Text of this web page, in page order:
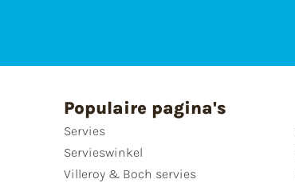
Populaire pagina's
Servies
Servieswinkel
Villeroy & Boch servies